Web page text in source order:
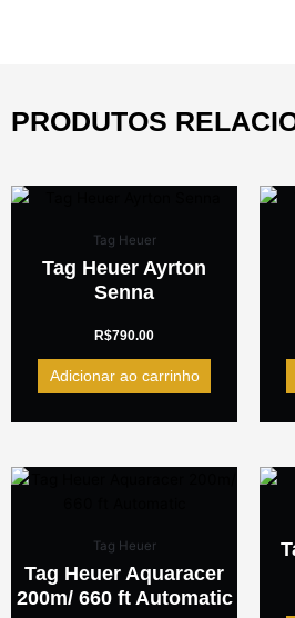
PRODUTOS
Tag Heuer
Tag Heuer Ayrton
Senna
R$790.00
Adicionar ao carrinho
Tag Heuer
Tag Heuer Aquaracer
200m/ 660 ft Automatic